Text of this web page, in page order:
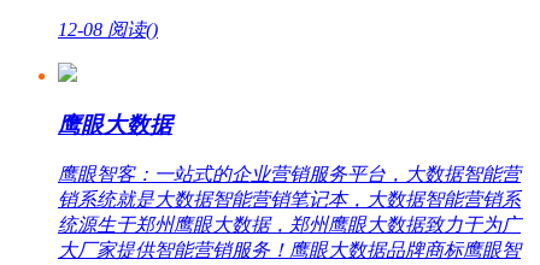
12-08 阅读()
鹰眼大数据
鹰眼智客：一站式的企业营销服务平台，大数据智能营
销系统就是大数据智能营销笔记本，大数据智能营销系
统源生于郑州鹰眼大数据，郑州鹰眼大数据致力于为广
大厂家提供智能营销服务！鹰眼大数据品牌商标鹰眼智